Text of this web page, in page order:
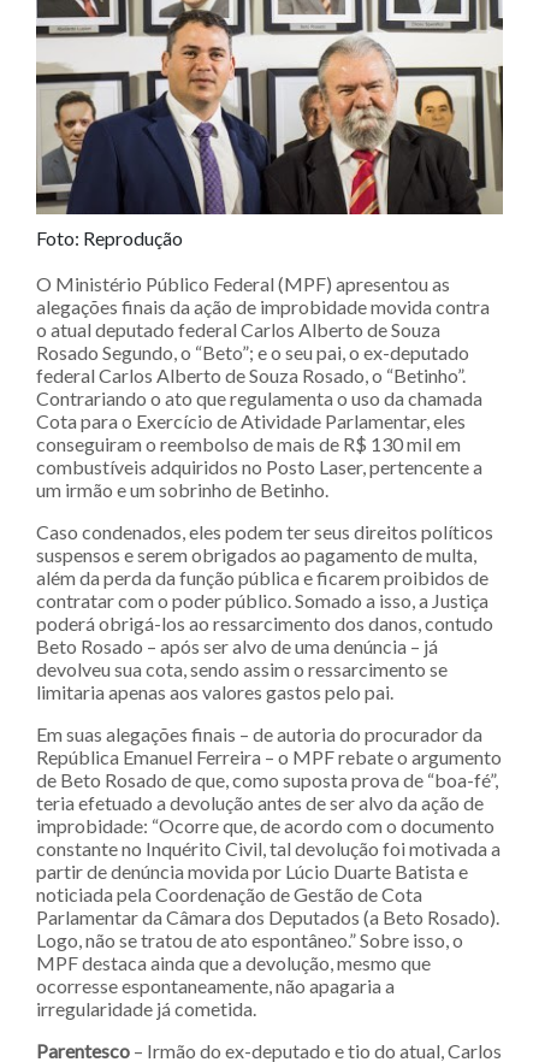
Foto: Reprodução
O Ministério Público Federal (MPF) apresentou as
alegações finais da ação de improbidade movida contra
o atual deputado federal Carlos Alberto de Souza
Rosado Segundo, o “Beto”; e o seu pai, o ex-deputado
federal Carlos Alberto de Souza Rosado, o “Betinho”.
Contrariando o ato que regulamenta o uso da chamada
Cota para o Exercício de Atividade Parlamentar, eles
conseguiram o reembolso de mais de R$ 130 mil em
combustíveis adquiridos no Posto Laser, pertencente a
um irmão e um sobrinho de Betinho.
Caso condenados, eles podem ter seus direitos políticos
suspensos e serem obrigados ao pagamento de multa,
além da perda da função pública e ficarem proibidos de
contratar com o poder público. Somado a isso, a Justiça
poderá obrigá-los ao ressarcimento dos danos, contudo
Beto Rosado – após ser alvo de uma denúncia – já
devolveu sua cota, sendo assim o ressarcimento se
limitaria apenas aos valores gastos pelo pai.
Em suas alegações finais – de autoria do procurador da
República Emanuel Ferreira – o MPF rebate o argumento
de Beto Rosado de que, como suposta prova de “boa-fé”,
teria efetuado a devolução antes de ser alvo da ação de
improbidade: “Ocorre que, de acordo com o documento
constante no Inquérito Civil, tal devolução foi motivada a
partir de denúncia movida por Lúcio Duarte Batista e
noticiada pela Coordenação de Gestão de Cota
Parlamentar da Câmara dos Deputados (a Beto Rosado).
Logo, não se tratou de ato espontâneo.” Sobre isso, o
MPF destaca ainda que a devolução, mesmo que
ocorresse espontaneamente, não apagaria a
irregularidade já cometida.
Parentesco – Irmão do ex-deputado e tio do atual, Carlos